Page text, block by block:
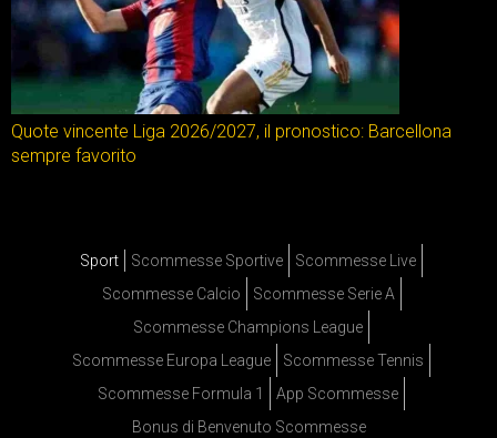
Quote vincente Liga 2026/2027, il pronostico: Barcellona
sempre favorito
Sport Scommesse Sportive
Scommesse Live
Scommesse Calcio
Scommesse Serie A
Scommesse Champions League
Scommesse Europa League
Scommesse Tennis
Scommesse Formula 1
App Scommesse
Bonus di Benvenuto Scommesse